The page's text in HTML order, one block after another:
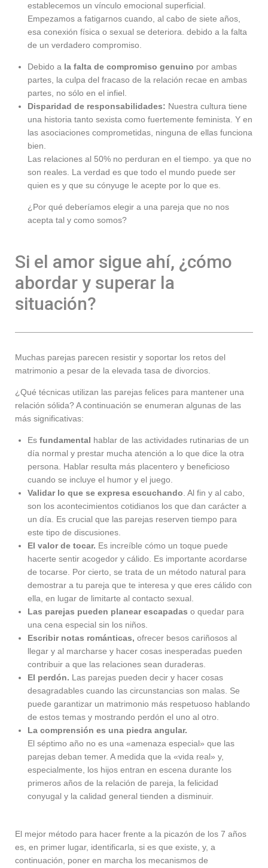
establecemos un vínculo emocional superficial.
Empezamos a fatigarnos cuando, al cabo de siete años,
esa conexión física o sexual se deteriora. debido a la falta
de un verdadero compromiso.
Debido a la falta de compromiso genuino por ambas
partes, la culpa del fracaso de la relación recae en ambas
partes, no sólo en el infiel.
Disparidad de responsabilidades: Nuestra cultura tiene
una historia tanto sexista como fuertemente feminista. Y en
las asociaciones comprometidas, ninguna de ellas funciona
bien.
Las relaciones al 50% no perduran en el tiempo. ya que no
son reales. La verdad es que todo el mundo puede ser
quien es y que su cónyuge le acepte por lo que es.
¿Por qué deberíamos elegir a una pareja que no nos
acepta tal y como somos?
Si el amor sigue ahí, ¿cómo
abordar y superar la
situación?
Muchas parejas parecen resistir y soportar los retos del
matrimonio a pesar de la elevada tasa de divorcios.
¿Qué técnicas utilizan las parejas felices para mantener una
relación sólida? A continuación se enumeran algunas de las
más significativas:
Es fundamental hablar de las actividades rutinarias de un
día normal y prestar mucha atención a lo que dice la otra
persona. Hablar resulta más placentero y beneficioso
cuando se incluye el humor y el juego.
Validar lo que se expresa escuchando . Al fin y al cabo,
son los acontecimientos cotidianos los que dan carácter a
un día. Es crucial que las parejas reserven tiempo para
este tipo de discusiones.
El valor de tocar. Es increíble cómo un toque puede
hacerte sentir acogedor y cálido. Es importante acordarse
de tocarse. Por cierto, se trata de un método natural para
demostrar a tu pareja que te interesa y que eres cálido con
ella, en lugar de limitarte al contacto sexual.
Las parejas pueden planear escapadas o quedar para
una cena especial sin los niños.
Escribir notas románticas, ofrecer besos cariñosos al
llegar y al marcharse y hacer cosas inesperadas pueden
contribuir a que las relaciones sean duraderas.
El perdón. Las parejas pueden decir y hacer cosas
desagradables cuando las circunstancias son malas. Se
puede garantizar un matrimonio más respetuoso hablando
de estos temas y mostrando perdón el uno al otro.
La comprensión es una piedra angular.
El séptimo año no es una «amenaza especial» que las
parejas deban temer. A medida que la «vida real» y,
especialmente, los hijos entran en escena durante los
primeros años de la relación de pareja, la felicidad
conyugal y la calidad general tienden a disminuir.
El mejor método para hacer frente a la picazón de los 7 años
es, en primer lugar, identificarla, si es que existe, y, a
continuación, poner en marcha los mecanismos de